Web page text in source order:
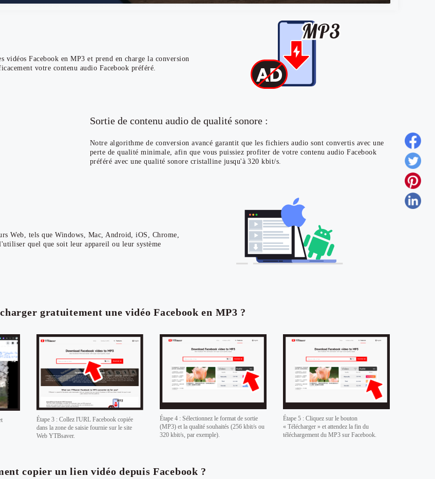
vidéos Facebook en MP3 et prend en charge la conversion
votre contenu audio Facebook préféré.
Sortie de contenu audio de qualité sonore :
Notre algorithme de conversion avancé garantit que les fichiers audio sont convertis avec une
perte de qualité minimale, afin que vous puissiez profiter de votre contenu audio Facebook
préféré avec une qualité sonore cristalline jusqu'à 320 kbit/s.
Web, tels que Windows, Mac, Android, iOS, Chrome,
quel que soit leur appareil ou leur système
gratuitement une vidéo Facebook en MP3 ?
Étape 3 : Collez l'URL Facebook copiée
dans la zone de saisie fournie sur le site
Web YTBsaver.
Étape 4 : Sélectionnez le format de sortie
(MP3) et la qualité souhaités (256 kbit/s ou
320 kbit/s, par exemple).
Étape 5 : Cliquez sur le bouton
« Télécharger » et attendez la fin du
téléchargement du MP3 sur Facebook.
copier un lien vidéo depuis Facebook ?